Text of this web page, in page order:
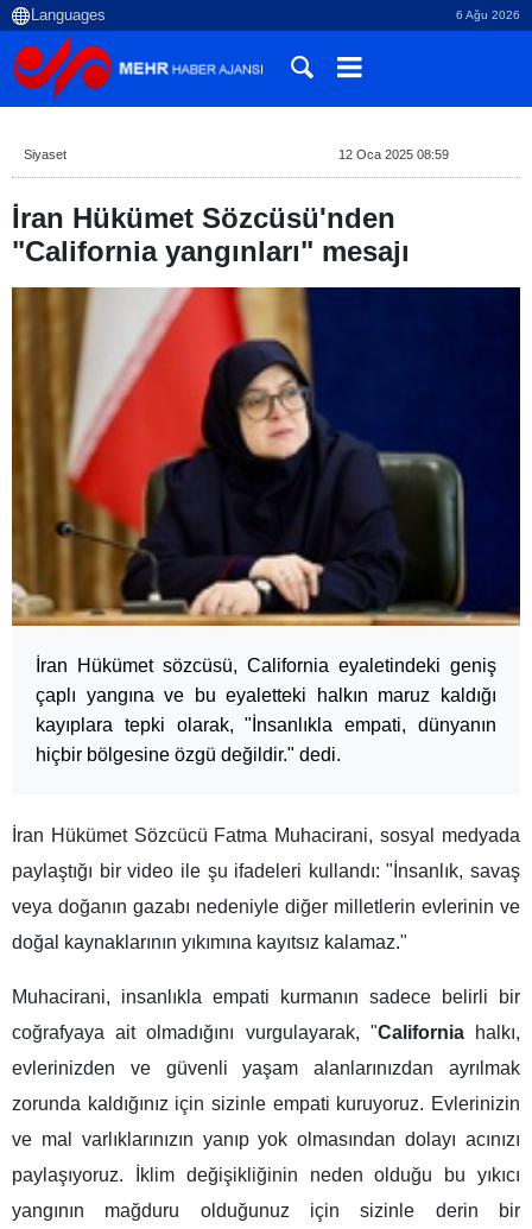
6 Ağu 2026
Siyaset 12 Oca 2025 08:59
İran Hükümet Sözcüsü'nden
"California yangınları" mesajı
İran Hükümet sözcüsü, California eyaletindeki geniş
çaplı yangına ve bu eyaletteki halkın maruz kaldığı
kayıplara tepki olarak, "İnsanlıkla empati, dünyanın
hiçbir bölgesine özgü değildir." dedi.
İran Hükümet Sözcücü Fatma Muhacirani, sosyal medyada
paylaştığı bir video ile şu ifadeleri kullandı: "İnsanlık, savaş
veya doğanın gazabı nedeniyle diğer milletlerin evlerinin ve
doğal kaynaklarının yıkımına kayıtsız kalamaz."
Muhacirani, insanlıkla empati kurmanın sadece belirli bir
coğrafyaya ait olmadığını vurgulayarak, "Californiahalkı,
evlerinizden ve güvenli yaşam alanlarınızdan ayrılmak
zorunda kaldığınız için sizinle empati kuruyoruz. Evlerinizin
ve mal varlıklarınızın yanıp yok olmasından dolayı acınızı
paylaşıyoruz. İklim değişikliğinin neden olduğu bu yıkıcı
yangının mağduru olduğunuz için sizinle derin bir